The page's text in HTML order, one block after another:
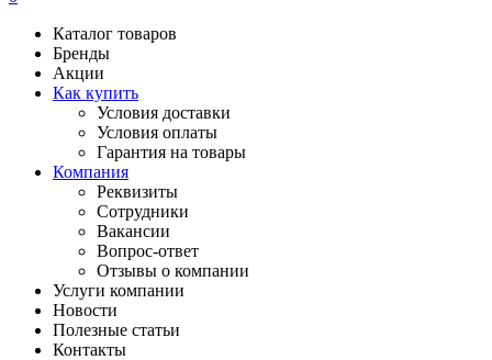
Каталог товаров
Бренды
Акции
Как купить
Условия доставки
Условия оплаты
Гарантия на товары
Компания
Реквизиты
Сотрудники
Вакансии
Вопрос-ответ
Отзывы о компании
Услуги компании
Новости
Полезные статьи
Контакты